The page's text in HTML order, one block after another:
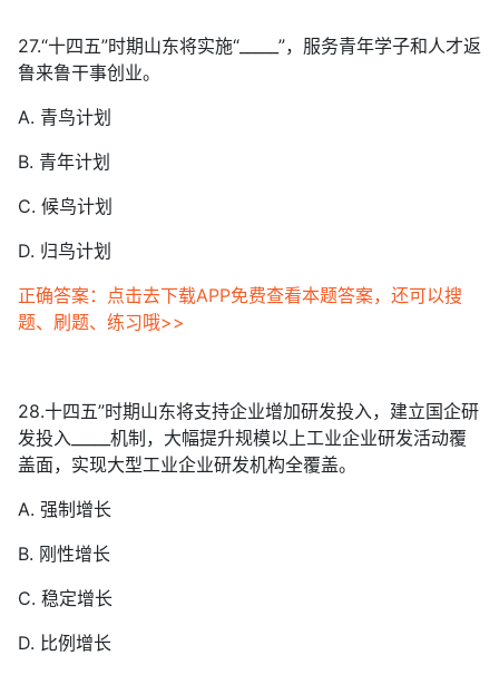
27.“十四五”时期山东将实施“_____”，服务青年学子和人才返
鲁来鲁干事创业。
A. 青鸟计划
B. 青年计划
C. 候鸟计划
D. 归鸟计划
正确答案：点击去下载APP免费查看本题答案，还可以搜
题、刷题、练习哦>>
28.十四五”时期山东将支持企业增加研发投入，建立国企研
发投入_____机制，大幅提升规模以上工业企业研发活动覆
盖面，实现大型工业企业研发机构全覆盖。
A. 强制增长
B. 刚性增长
C. 稳定增长
D. 比例增长